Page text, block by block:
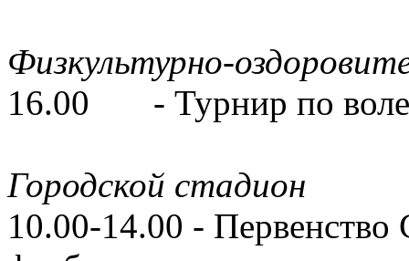
Физкультурно-
16.00 - Турнир по
Городской стадион
10.00-14.00 - Первенство